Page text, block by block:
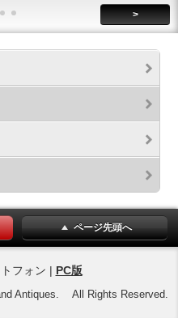
>
ページ先頭へ
フォン | PC版
Antiques. All Rights Reserved.